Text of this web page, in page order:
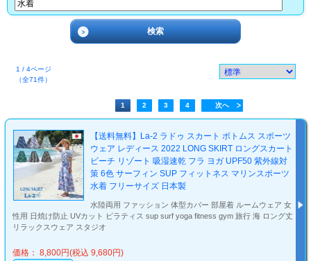
1 / 4ページ
（全71件）
1 2 3 4 次へ
【送料無料】La-2 ラドゥ スカート ボトムス スポーツ
ウェア レディース 2022 LONG SKIRT ロングスカート
ビーチ リゾート 吸湿速乾 フラ ヨガ UPF50 紫外線対
策 6色 サーフィン SUP フィットネス マリンスポーツ
水着 フリーサイズ 日本製
水陸両用 ファッション 体型カバー 部屋着 ルームウェア 女
性用 日焼け防止 UVカット ピラティス sup surf yoga fitness gym 旅行 海 ロング丈
リラックスウェア スタジオ
価格： 8,800円(税込 9,680円)